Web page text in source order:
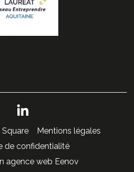
Mentions légales
de confidentialité
agence web Eenov